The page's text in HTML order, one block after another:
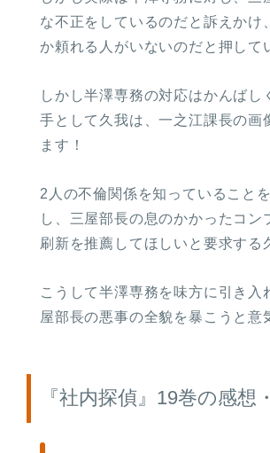
な不正をしているのだと訴えかけ
か頼れる人がいないのだと押して
しかし半澤専務の対応はかんば
手として久我は、一之江課長の画
ます！
2人の不倫関係を知っていること
し、三屋部長の息のかかったコン
刷新を推薦してほしいと要求する
こうして半澤専務を味方に引き入
屋部長の悪事の全貌を暴こうと意
『社内探偵』19巻の感想